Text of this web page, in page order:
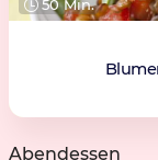
50 Min.
Abendessen